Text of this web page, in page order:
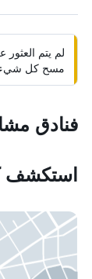
لم يتم
مسح كل شيء
فنادق
استكشف